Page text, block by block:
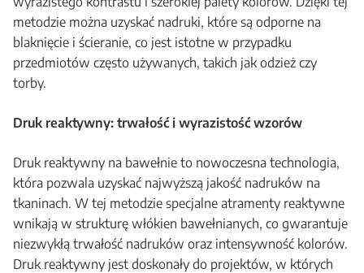
metodzie można uzyskać nadruki, które są odporne na
blaknięcie i ścieranie, co jest istotne w przypadku
przedmiotów często używanych, takich jak odzież czy
torby.
Druk reaktywny: trwałość i wyrazistość wzorów
Druk reaktywny na bawełnie to nowoczesna technologia,
która pozwala uzyskać najwyższą jakość nadruków na
tkaninach. W tej metodzie specjalne atramenty reaktywne
wnikają w strukturę włókien bawełnianych, co gwarantuje
niezwykłą trwałość nadruków oraz intensywność kolorów.
Druk reaktywny jest doskonały do projektów, w których